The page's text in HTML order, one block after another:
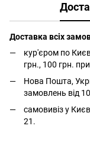
Доставка всіх
кур'єром по
грн., 100 грн.
Нова Пошта,
замовлень від
самовивіз у
21.